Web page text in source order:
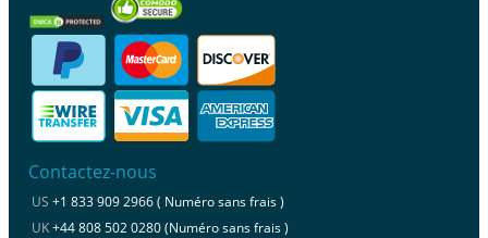
Contactez-nous
US +1 833 909 2966 ( Numéro sans frais )
UK+44 808 502 0280 (Numéro sans frais )